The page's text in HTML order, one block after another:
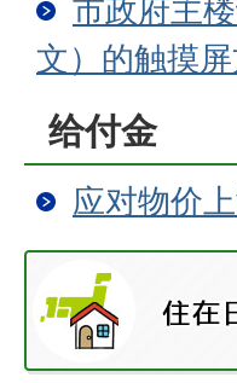
市政府主
文）的触摸
给付金
应对物价